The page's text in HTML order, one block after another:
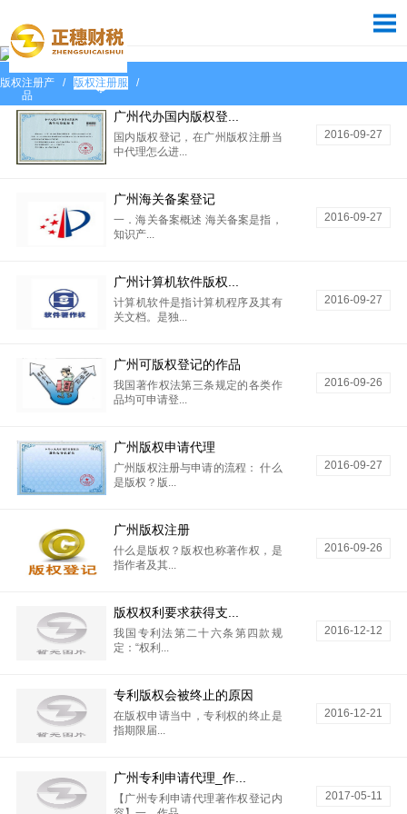
版权注册产
品
/
版权注册服
务
/
广州代办国内版权登...
国内版权登记，在广州版权注册当
中代理怎么进...
2016-09-27
广州海关备案登记
一．海关备案概述 海关备案是指，
知识产...
2016-09-27
广州计算机软件版权...
计算机软件是指计算机程序及其有
关文档。是独...
2016-09-27
广州可版权登记的作品
我国著作权法第三条规定的各类作
品均可申请登...
2016-09-26
广州版权申请代理
广州版权注册与申请的流程： 什么
是版权？版...
2016-09-27
广州版权注册
什么是版权？版权也称著作权，是
指作者及其...
2016-09-26
版权权利要求获得支...
我国专利法第二十六条第四款规
定：“权利...
2016-12-12
专利版权会被终止的原因
在版权申请当中，专利权的终止是
指期限届...
2016-12-21
广州专利申请代理_作...
【广州专利申请代理著作权登记内
2017-05-11